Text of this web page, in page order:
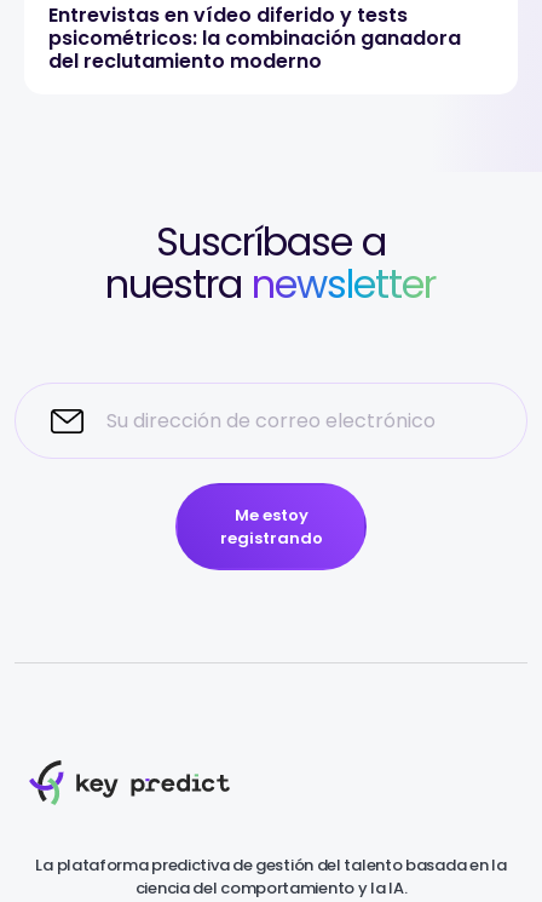
Entrevistas en vídeo diferido y tests
psicométricos: la combinación ganadora
del reclutamiento moderno
Suscríbase a
nuestra newsletter
Me estoy
registrando
La plataforma predictiva de gestión del talento basada en la
ciencia del comportamiento y la IA.